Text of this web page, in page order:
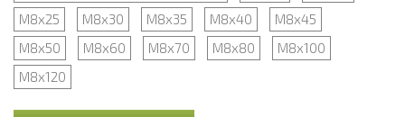
М8х25
М8х30 М8х35 М8х40
М8х45
М8х50
М8х60 М8х70 М8х80
М8х100
М8х120